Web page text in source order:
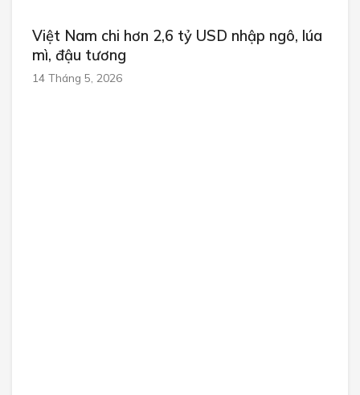
Việt Nam chi hơn 2,6 tỷ USD nhập ngô, lúa
mì, đậu tương
14 Tháng 5, 2026